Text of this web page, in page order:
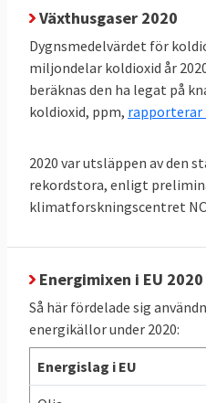
delas med antalet
som förbrukar mest
förbrukar mer energi
per person och
i förbrukningsligan
förbrukar malteser.
TABELL 4.
EU-genomsnitt
Sverige
Växthusgaser 2020
Dygnsmedelvärdet för
miljondelar koldioxid år
beräknas den ha legat på
koldioxid, ppm, rapporterar
2020 var utsläppen av den
rekordstora, enligt
klimatforskningscentret
Energimixen i EU 2020
Så här fördelade sig
energikällor under 2020:
Energislag i EU